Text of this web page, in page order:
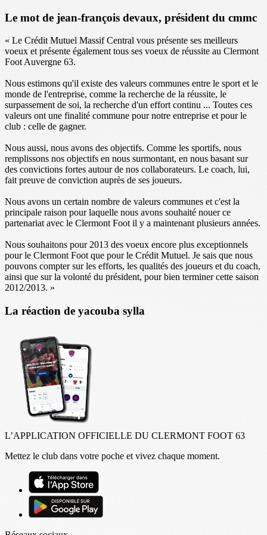
Le mot de jean-françois devaux, président du cmmc
« Le Crédit Mutuel Massif Central vous présente ses meilleurs
voeux et présente également tous ses voeux de réussite au Clermont
Foot Auvergne 63.
Nous estimons qu'il existe des valeurs communes entre le sport et le
monde de l'entreprise, comme la recherche de la réussite, le
surpassement de soi, la recherche d'un effort continu ... Toutes ces
valeurs ont une finalité commune pour notre entreprise et pour le
club : celle de gagner.
Nous aussi, nous avons des objectifs. Comme les sportifs, nous
remplissons nos objectifs en nous surmontant, en nous basant sur
des convictions fortes autour de nos collaborateurs. Le coach, lui,
fait preuve de conviction auprès de ses joueurs.
Nous avons un certain nombre de valeurs communes et c'est la
principale raison pour laquelle nous avons souhaité nouer ce
partenariat avec le Clermont Foot il y a maintenant plusieurs années.
Nous souhaitons pour 2013 des voeux encore plus exceptionnels
pour le Clermont Foot que pour le Crédit Mutuel. Je sais que nous
pouvons compter sur les efforts, les qualités des joueurs et du coach,
ainsi que sur la volonté du président, pour bien terminer cette saison
2012/2013. »
La réaction de yacouba sylla
L’APPLICATION OFFICIELLE DU CLERMONT FOOT 63
Mettez le club dans votre poche et vivez chaque moment.